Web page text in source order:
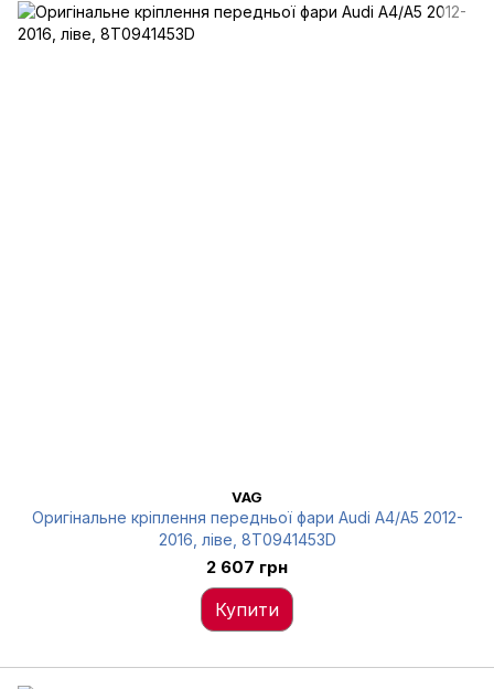
VAG
Оригінальне кріплення передньої фари Audi A4/A5 2012-
2016, ліве, 8T0941453D
2 607 грн
Купити